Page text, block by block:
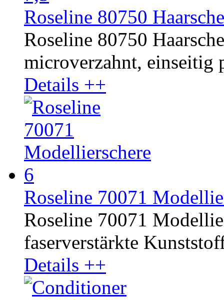
Roseline 80750
Roseline 80750
microverzahnt, einseitig
Details ++
Roseline 70071
Roseline 70071
faserverstärkte
Details ++